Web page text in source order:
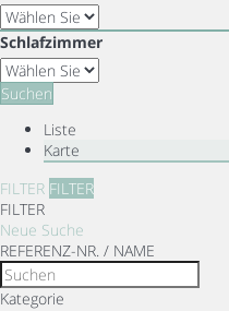
Schlafzimmer
Suchen
Liste
Karte
FILTER FILTER
FILTER
Neue Suche
REFERENZ-NR. / NAME
Kategorie